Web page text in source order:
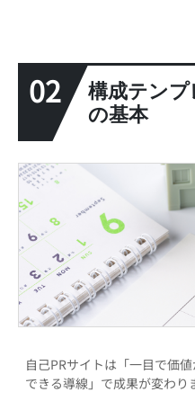
02
構成テン
の基本
自己PRサイトは「一目で価
できる導線」で成果が変わり